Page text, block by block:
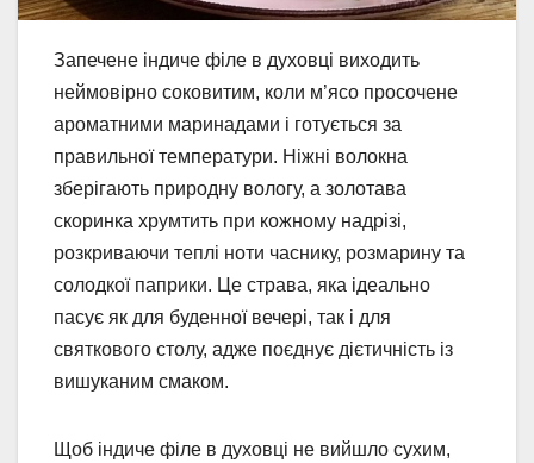
Запечене індиче філе в духовці виходить
неймовірно соковитим, коли м’ясо просочене
ароматними маринадами і готується за
правильної температури. Ніжні волокна
зберігають природну вологу, а золотава
скоринка хрумтить при кожному надрізі,
розкриваючи теплі ноти часнику, розмарину та
солодкої паприки. Це страва, яка ідеально
пасує як для буденної вечері, так і для
святкового столу, адже поєднує дієтичність із
вишуканим смаком.
Щоб індиче філе в духовці не вийшло сухим,